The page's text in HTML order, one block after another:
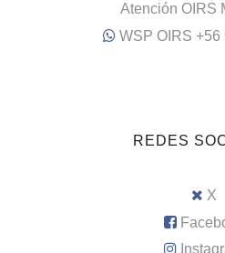
Atención OIRS
WSP OIRS +56
REDES
X